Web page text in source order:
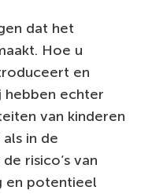
dat het
Hoe u
en
hebben echter
van kinderen
in de
risico’s van
en potentieel